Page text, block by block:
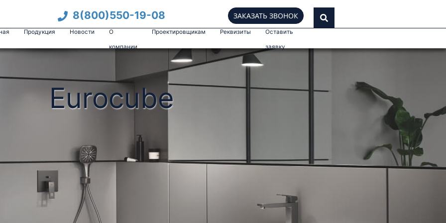
8(800)550-19-08 ЗАКАЗАТЬ ЗВОНОК
Продукция Новости О
компании
Проектировщикам Реквизиты Оставить
заявку
Eurocube